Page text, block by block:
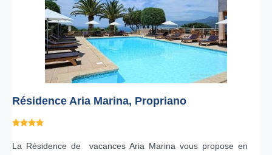
Résidence Aria Marina, Propriano
La Résidence de vacances Aria Marina vous propose en